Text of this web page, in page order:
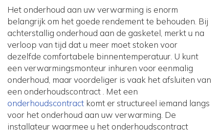
Het onderhoud aan uw verwarming is enorm
belangrijk om het goede rendement te behouden. Bij
achterstallig onderhoud aan de gasketel, merkt u na
verloop van tijd dat u meer moet stoken voor
dezelfde comfortabele binnentemperatuur. U kunt
een verwarmingsmonteur inhuren voor eenmalig
onderhoud, maar voordeliger is vaak het afsluiten van
een onderhoudscontract . Met een
onderhoudscontract komt er structureel iemand langs
voor het onderhoud aan uw verwarming. De
installateur waarmee u het onderhoudscontract